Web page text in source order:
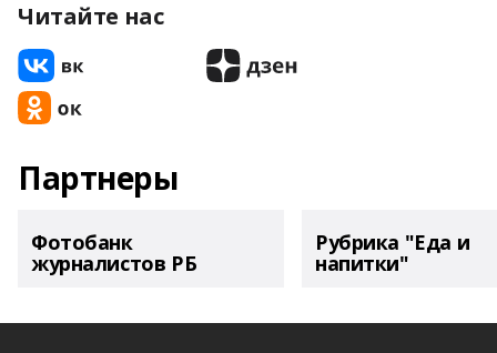
Читайте нас
Партнеры
Фотобанк
журналистов РБ
Рубрика "Еда и
напитки"